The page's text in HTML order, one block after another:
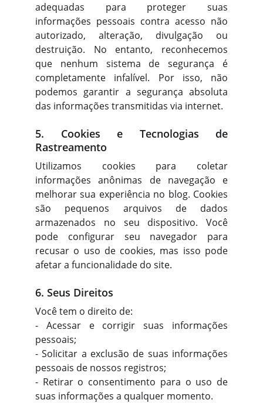
adequadas para proteger suas
informações pessoais contra acesso não
autorizado, alteração, divulgação ou
destruição. No entanto, reconhecemos
que nenhum sistema de segurança é
completamente infalível. Por isso, não
podemos garantir a segurança absoluta
das informações transmitidas via internet.
5. Cookies e Tecnologias de
Rastreamento
Utilizamos cookies para coletar
informações anônimas de navegação e
melhorar sua experiência no blog. Cookies
são pequenos arquivos de dados
armazenados no seu dispositivo. Você
pode configurar seu navegador para
recusar o uso de cookies, mas isso pode
afetar a funcionalidade do site.
6. Seus Direitos
Você tem o direito de:
- Acessar e corrigir suas informações
pessoais;
- Solicitar a exclusão de suas informações
pessoais de nossos registros;
- Retirar o consentimento para o uso de
suas informações a qualquer momento.